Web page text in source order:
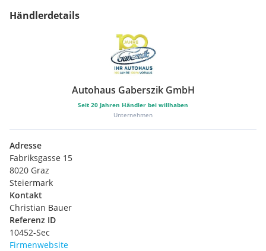
Händlerdetails
Autohaus Gaberszik GmbH
Seit 20 Jahren Händler bei willhaben
Unternehmen
Adresse
Fabriksgasse 15
8020 Graz
Steiermark
Kontakt
Christian Bauer
Referenz ID
10452-Sec
Firmenwebsite